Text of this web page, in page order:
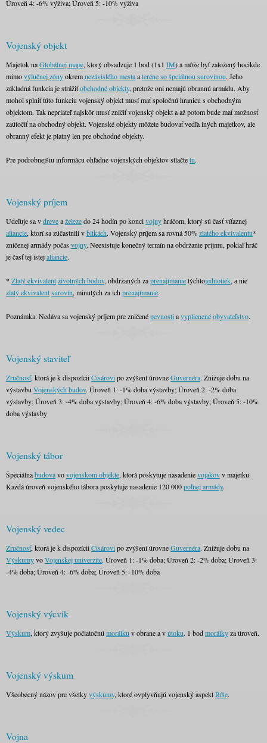
Úroveň 4: -6% výživa; Úroveň 5: -10% výživa
Vojenský objekt
Majetok naGlobálnej mape, ktorý obsadzuje 1 bod (1x1 IM) a môže byť založený hocikde
mimovýlučnej zónyokremnezávislého mestaateréne so špciálnou surovinou. Jeho
základná funkcia je strážiťobchodné objekty, pretože oni nemajú obrannú armádu. Aby
mohol splniť túto funkciu vojenský objekt musí mať spoločnú hranicu s obchodným
objektom. Tak nepriateľ najskôr musí zničiť vojenský objekt a až potom bude mať možnosť
zaútočiť na obchodný objekt. Vojenské objekty môžete budovať vedľa iných majetkov, ale
obranný efekt je platný len pre obchodné objekty.
Pre podrobnejšiu informácu ohľadne vojenských objektov stlačtetu.
Vojenský príjem
Udeľuje sa vdreveaželezedo 24 hodín po koncivojnyhráčom, ktorý sú časť víťaznej
aliancie, ktorí sa zúčastnili vbitkách. Vojenský príjem sa rovná 50%zlatého ekvivalentu*
zničenej armády počas vojny. Neexistuje konečný termín na obdržanie príjmu, pokiaľ hráč
je časť tej istejaliancie.
* Zlatý ekvivalentživotných bodov, obdržaných zaprenajímanietýchtojednotiek, а nie
zlatý ekvivalentsurovín, minutých za ich prenajímanie.
Poznámka: Nedáva sa vojenský príjem pre zničenépevnostiavyplienenéobyvateľstvo.
Vojenský staviteľ
Zručnosť, ktorá je k dispozíciiCisárovipo zvýšení úrovneGuvernéra. Znižuje dobu na
výstavbu Vojenských budov. Úroveň 1: -1% doba výstavby; Úroveň 2: -2% doba
výstavby; Úroveň 3: -4% doba výstavby; Úroveň 4: -6% doba výstavby; Úroveň 5: -10%
doba výstavby
Vojenský tábor
Špeciálnabudovavovojenskom objekte, ktorá poskytuje nasadenievojakovv majetku.
Každá úroveň vojenského tábora poskytuje nasadenie 120 000poľnej armády.
Vojenský vedec
Zručnosť, ktorá je k dispozíciiCisárovipo zvýšení úrovneGuvernéra. Znižuje dobu na
VýskumyvoVojenskej univerzite. Úroveň 1: -1% doba; Úroveň 2: -2% doba; Úroveň 3:
-4% doba; Úroveň 4: -6% doba; Úroveň 5: -10% doba
Vojenský výcvik
Výskum, ktorý zvyšuje počiatočnú morálku v obrane a vútoku. 1 bodmorálkyza úroveň.
Vojenský výskum
Všeobecný názov pre všetkyvýskumy, ktoré ovplyvňujú vojenský aspektRíše.
Vojna